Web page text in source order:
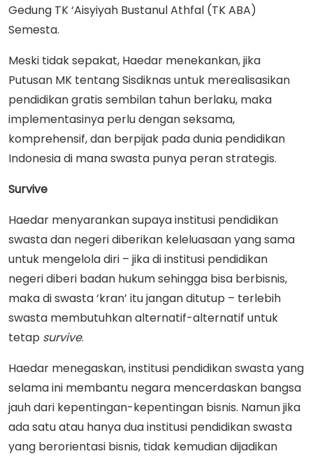
Gedung TK ‘Aisyiyah Bustanul Athfal (TK ABA)
Semesta.
Meski tidak sepakat, Haedar menekankan, jika
Putusan MK tentang Sisdiknas untuk merealisasikan
pendidikan gratis sembilan tahun berlaku, maka
implementasinya perlu dengan seksama,
komprehensif, dan berpijak pada dunia pendidikan
Indonesia di mana swasta punya peran strategis.
Survive
Haedar menyarankan supaya institusi pendidikan
swasta dan negeri diberikan keleluasaan yang sama
untuk mengelola diri – jika di institusi pendidikan
negeri diberi badan hukum sehingga bisa berbisnis,
maka di swasta ‘kran’ itu jangan ditutup – terlebih
swasta membutuhkan alternatif-alternatif untuk
tetap survive.
Haedar menegaskan, institusi pendidikan swasta yang
selama ini membantu negara mencerdaskan bangsa
jauh dari kepentingan-kepentingan bisnis. Namun jika
ada satu atau hanya dua institusi pendidikan swasta
yang berorientasi bisnis, tidak kemudian dijadikan